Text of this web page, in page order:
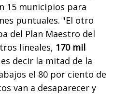
15 municipios para
puntuales. "El otro
del Plan Maestro del
lineales, 170 mil
decir la mitad de la
el 80 por ciento de
van a desaparecer y